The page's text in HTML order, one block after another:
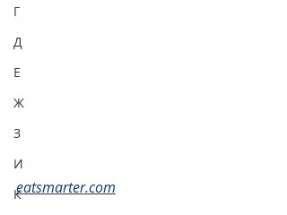
Г
Д
Е
Ж
З
И
Кeatsmarter.com